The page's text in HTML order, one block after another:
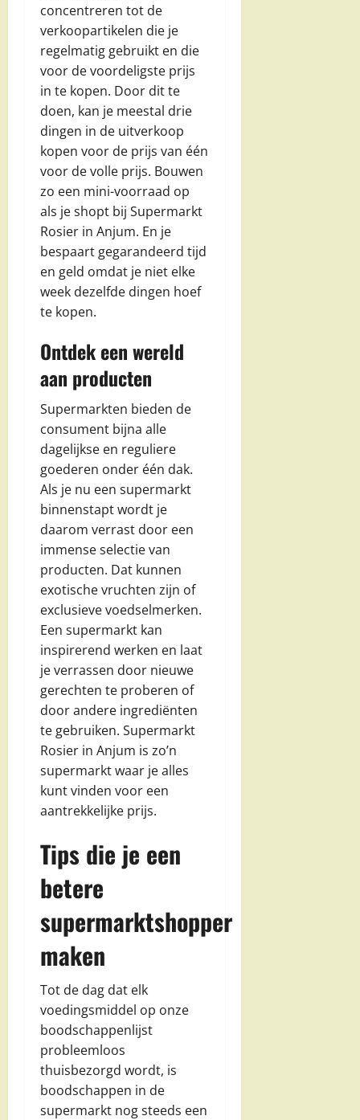
concentreren tot de
verkoopartikelen die je
regelmatig gebruikt en die
voor de voordeligste prijs
in te kopen. Door dit te
doen, kan je meestal drie
dingen in de uitverkoop
kopen voor de prijs van één
voor de volle prijs. Bouwen
zo een mini-voorraad op
als je shopt bij Supermarkt
Rosier in Anjum. En je
bespaart gegarandeerd tijd
en geld omdat je niet elke
week dezelfde dingen hoef
te kopen.
Ontdek een wereld
aan producten
Supermarkten bieden de
consument bijna alle
dagelijkse en reguliere
goederen onder één dak.
Als je nu een supermarkt
binnenstapt wordt je
daarom verrast door een
immense selectie van
producten. Dat kunnen
exotische vruchten zijn of
exclusieve voedselmerken.
Een supermarkt kan
inspirerend werken en laat
je verrassen door nieuwe
gerechten te proberen of
door andere ingrediënten
te gebruiken. Supermarkt
Rosier in Anjum is zo’n
supermarkt waar je alles
kunt vinden voor een
aantrekkelijke prijs.
Tips die je een
betere
supermarktshopper
maken
Tot de dag dat elk
voedingsmiddel op onze
boodschappenlijst
probleemloos
thuisbezorgd wordt, is
boodschappen in de
supermarkt nog steeds een